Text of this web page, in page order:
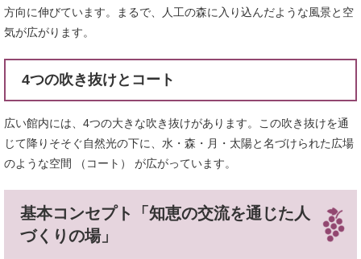
方向に伸びています。まるで、人工の森に入り込んだような風景と空
気が広がります。
4つの吹き抜けとコート
広い館内には、4つの大きな吹き抜けがあります。この吹き抜けを通
じて降りそそぐ自然光の下に、水・森・月・太陽と名づけられた広場
のような空間 （コート） が広がっています。
基本コンセプト「知恵の交流を通じた人
づくりの場」